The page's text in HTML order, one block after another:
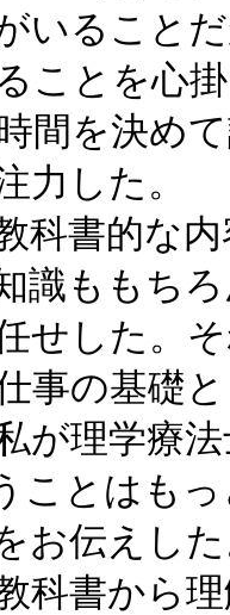
いること
ことを心
間を決め
力した。
科書的な
識ももち
せした。
事の基礎
が理学療
ことはも
お伝えし
科書から